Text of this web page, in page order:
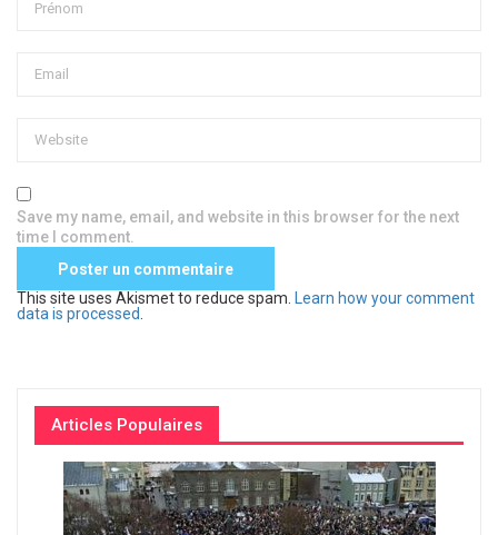
Save my name, email, and website in this browser for the next
time I comment.
This site uses Akismet to reduce spam.
Learn how your comment
data is processed
Articles Populaires